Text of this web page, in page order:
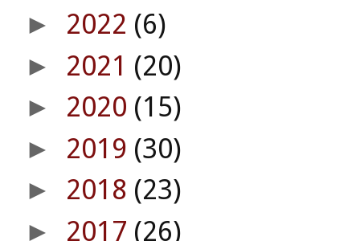
► 2022 (6)
► 2021 (20)
► 2020 (15)
► 2019 (30)
► 2018 (23)
► 2017 (26)